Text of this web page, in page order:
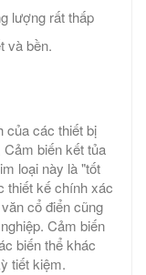
lượng rất thấp
và bền.
của các thiết bị
biến kết tủa
loại này là "tốt
thiết kế chính xác
cổ điển cũng
Cảm biến
biến thể khác
tiết kiệm.